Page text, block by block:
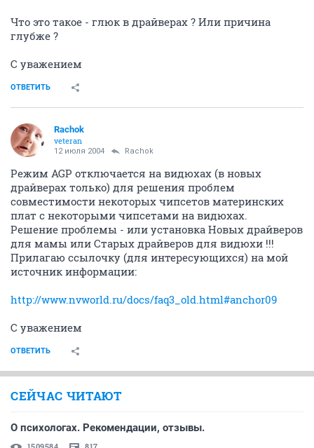
Что это такое - глюк в драйверах ? Или причина
глубже ?
С уважением
ОТВЕТИТЬ
Rachok
veteran
12 июля 2004 Rachok
Режим AGP отключается на видюхах (в новых
драйверах только) для решения проблем
совместимости некоторых чипсетов материнских
плат с некоторыми чипсетами на видюхах.
Решение проблемы - или установка Новых драйверов
для мамы или Старых драйверов для видюхи !!!
Прилагаю ссылочку (для интересующихся) на мой
источник информации:
http://www.nvworld.ru/docs/faq3_old.html#anchor09
С уважением
ОТВЕТИТЬ
СЕЙЧАС ЧИТАЮТ
О психологах. Рекомендации, отзывы.